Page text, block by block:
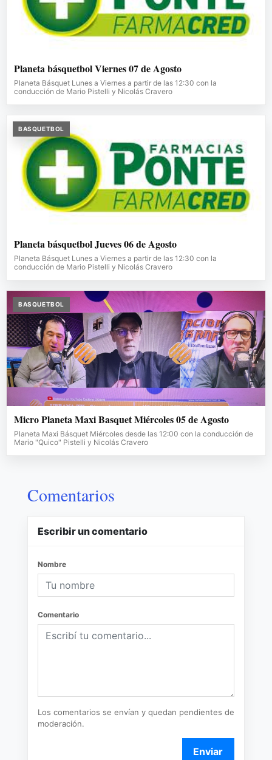
Planeta básquetbol Viernes 07 de Agosto
Planeta Básquet Lunes a Viernes a partir de las 12:30 con la
conducción de Mario Pistelli y Nicolás Cravero
BASQUETBOL
Planeta básquetbol Jueves 06 de Agosto
Planeta Básquet Lunes a Viernes a partir de las 12:30 con la
conducción de Mario Pistelli y Nicolás Cravero
BASQUETBOL
Micro Planeta Maxi Basquet Miércoles 05 de Agosto
Planeta Maxi Básquet Miércoles desde las 12:00 con la conducción de
Mario "Quico" Pistelli y Nicolás Cravero
Comentarios
Escribir un comentario
Nombre
Comentario
Los comentarios se envían y quedan pendientes de
moderación.
Enviar